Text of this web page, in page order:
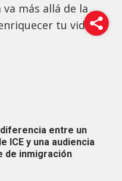
más allá de la
tu vida de
entre un
ICE y una audiencia
de inmigración